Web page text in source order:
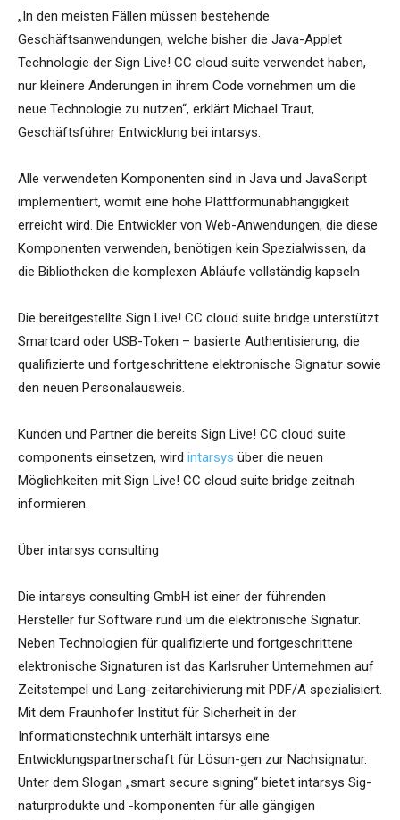
„In den meisten Fällen müssen bestehende
Geschäftsanwendungen, welche bisher die Java-Applet
Technologie der Sign Live! CC cloud suite verwendet haben,
nur kleinere Änderungen in ihrem Code vornehmen um die
neue Technologie zu nutzen“, erklärt Michael Traut,
Geschäftsführer Entwicklung bei intarsys.
Alle verwendeten Komponenten sind in Java und JavaScript
implementiert, womit eine hohe Plattformunabhängigkeit
erreicht wird. Die Entwickler von Web-Anwendungen, die diese
Komponenten verwenden, benötigen kein Spezialwissen, da
die Bibliotheken die komplexen Abläufe vollständig kapseln
Die bereitgestellte Sign Live! CC cloud suite bridge unterstützt
Smartcard oder USB-Token – basierte Authentisierung, die
qualifizierte und fortgeschrittene elektronische Signatur sowie
den neuen Personalausweis.
Kunden und Partner die bereits Sign Live! CC cloud suite
components einsetzen, wird intarsys über die neuen
Möglichkeiten mit Sign Live! CC cloud suite bridge zeitnah
informieren.
Über intarsys consulting
Die intarsys consulting GmbH ist einer der führenden
Hersteller für Software rund um die elektronische Signatur.
Neben Technologien für qualifizierte und fortgeschrittene
elektronische Signaturen ist das Karlsruher Unternehmen auf
Zeitstempel und Lang-zeitarchivierung mit PDF/A spezialisiert.
Mit dem Fraunhofer Institut für Sicherheit in der
Informationstechnik unterhält intarsys eine
Entwicklungspartnerschaft für Lösun-gen zur Nachsignatur.
Unter dem Slogan „smart secure signing“ bietet intarsys Sig-
naturprodukte und -komponenten für alle gängigen